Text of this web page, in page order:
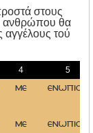
στους
ανθρώπου θα
αγγέλους τού
4 5
με ενωπιον
με ενωπιον